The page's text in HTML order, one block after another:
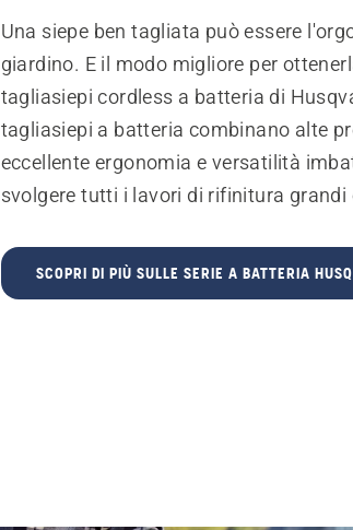
Una siepe ben tagliata può essere
giardino. E il modo migliore per
tagliasiepi cordless a batteria di
tagliasiepi a batteria combinano alte
eccellente ergonomia e versatilità
svolgere tutti i lavori di rifinitura grandi
SCOPRI DI PIÙ SULLE SERIE A BATTERIA